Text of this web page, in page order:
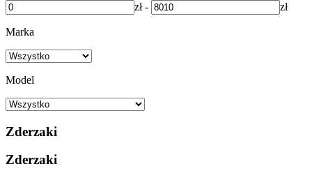
zł - zł
Marka
Model
Zderzaki
Zderzaki